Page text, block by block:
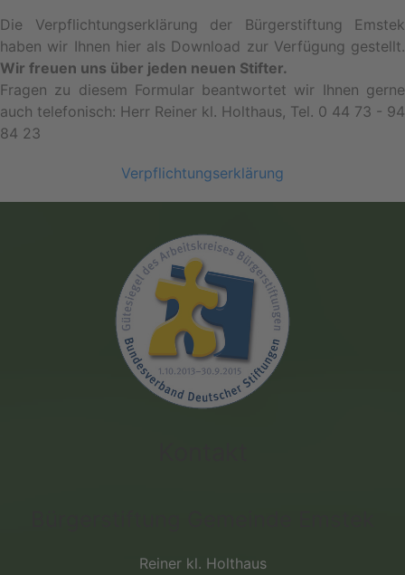
Die Verpflichtungserklärung der Bürgerstiftung Emstek
haben wir Ihnen hier als Download zur Verfügung gestellt.
Wir freuen uns über jeden neuen Stifter.
Fragen zu diesem Formular beantwortet wir Ihnen gerne
auch telefonisch: Herr Reiner kl. Holthaus, Tel. 0 44 73 - 94
84 23
Verpflichtungserklärung
Reiner kl. Holthaus